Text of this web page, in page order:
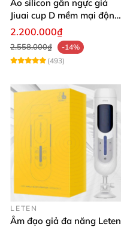
Áo silicon gắn ngực giả
Jiuai cup D mềm mại độn
ngực tự nhiên cho nam
2.200.000₫
2.558.000₫
-14%
(493)
LETEN
Âm đạo giả đa năng Leten